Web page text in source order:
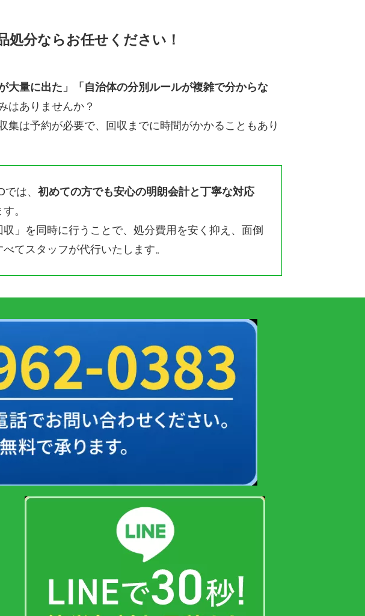
処分ならお任せください！
大量に出た」「自治体の分別ルールが複雑で分からな
はありませんか？
集は予約が必要で、回収までに時間がかかることもあり
では、初めての方でも安心の明朗会計と丁寧な対応
。
収」を同時に行うことで、処分費用を安く抑え、面倒
てスタッフが代行いたします。